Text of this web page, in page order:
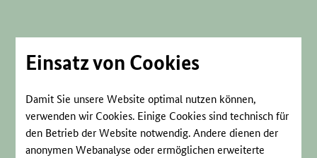
Einsatz von Cookies
Damit Sie unsere Website optimal nutzen können,
verwenden wir Cookies. Einige Cookies sind technisch für
den Betrieb der Website notwendig. Andere dienen der
anonymen Webanalyse oder ermöglichen erweiterte